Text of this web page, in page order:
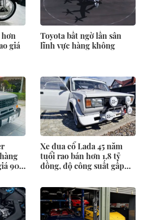
giá
Toyota bất ngờ lấn sân
lĩnh vực hàng không
900
Xe đua cổ Lada 45 năm
tuổi rao bán hơn 1,8 tỷ
đồng, độ công suất gấp